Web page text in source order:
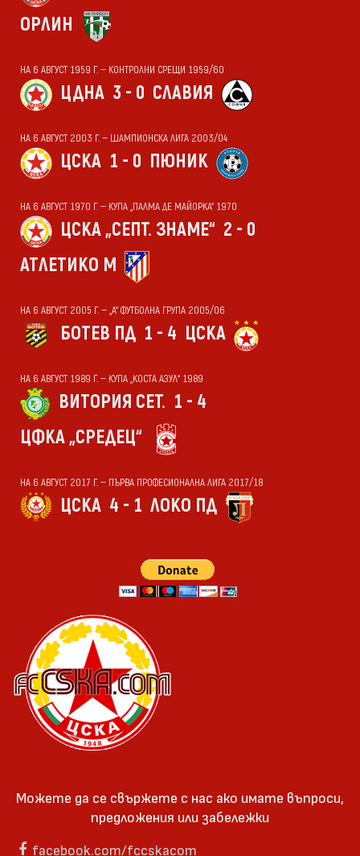
ОРЛИН
НА 6 АВГУСТ 1959 Г. — КОНТРОЛНИ СРЕЩИ 1959/60
ЦДНА 3 - 0 СЛАВИЯ
НА 6 АВГУСТ 2003 Г. — ШАМПИОНСКА ЛИГА 2003/04
ЦСКА 1 - 0 ПЮНИК
НА 6 АВГУСТ 1970 Г. — КУПА „ПАЛМА ДЕ МАЙОРКА“ 1970
ЦСКА „СЕПТ. ЗНАМЕ“ 2 - 0
АТЛЕТИКО М
НА 6 АВГУСТ 2005 Г. — „А“ ФУТБОЛНА ГРУПА 2005/06
БОТЕВ ПД 1 - 4 ЦСКА
НА 6 АВГУСТ 1989 Г. — КУПА „КОСТА АЗУЛ“ 1989
ВИТОРИЯ СЕТ. 1 - 4
ЦФКА „СРЕДЕЦ“
НА 6 АВГУСТ 2017 Г. — ПЪРВА ПРОФЕСИОНАЛНА ЛИГА 2017/18
ЦСКА 4 - 1 ЛОКО ПД
Можете да се свържете с нас ако имате въпроси,
предложения или забележки
facebook.com/fccskacom